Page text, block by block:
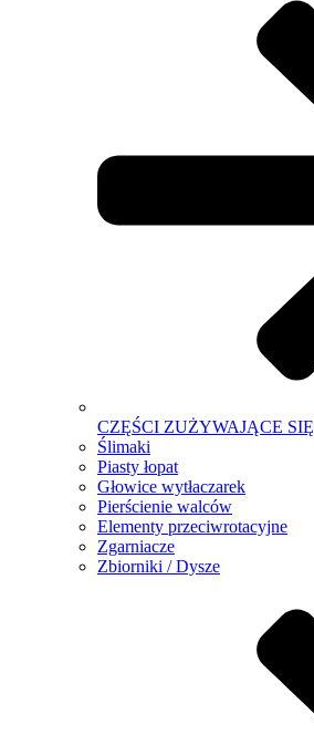
CZĘŚCI ZUŻYWAJĄCE SIĘ
Ślimaki
Piasty łopat
Głowice wytłaczarek
Pierścienie walców
Elementy przeciwrotacyjne
Zgarniacze
Zbiorniki / Dysze